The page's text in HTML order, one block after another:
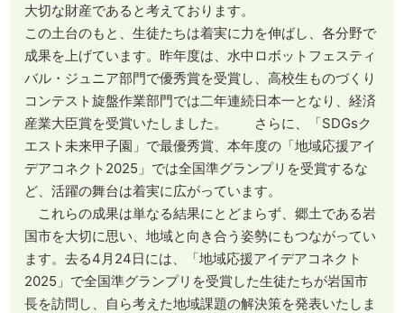
大切な財産であると考えております。
この土台のもと、生徒たちは着実に力を伸ばし、各分野で
成果を上げています。昨年度は、水中ロボットフェスティ
バル・ジュニア部門で優秀賞を受賞し、高校生ものづくり
コンテスト旋盤作業部門では二年連続日本一となり、経済
産業大臣賞を受賞いたしました。 さらに、「SDGsク
エスト未来甲子園」で最優秀賞、本年度の「地域応援アイ
デアコネクト2025」では全国準グランプリを受賞するな
ど、活躍の舞台は着実に広がっています。
これらの成果は単なる結果にとどまらず、郷土である岩
国市を大切に思い、地域と向き合う姿勢にもつながってい
ます。去る4月24日には、「地域応援アイデアコネクト
2025」で全国準グランプリを受賞した生徒たちが岩国市
長を訪問し、自ら考えた地域課題の解決策を発表いたしま